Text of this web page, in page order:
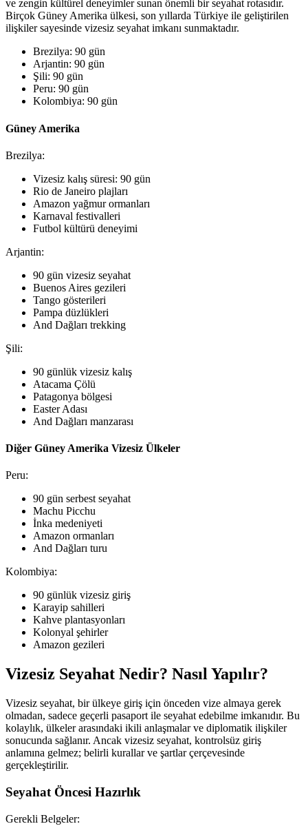
ve zengin kültürel deneyimler sunan önemli bir seyahat rotasıdır.
Birçok Güney Amerika ülkesi, son yıllarda Türkiye ile geliştirilen
ilişkiler sayesinde vizesiz seyahat imkanı sunmaktadır.
Brezilya: 90 gün
Arjantin: 90 gün
Şili: 90 gün
Peru: 90 gün
Kolombiya: 90 gün
Güney Amerika
Brezilya:
Vizesiz kalış süresi: 90 gün
Rio de Janeiro plajları
Amazon yağmur ormanları
Karnaval festivalleri
Futbol kültürü deneyimi
Arjantin:
90 gün vizesiz seyahat
Buenos Aires gezileri
Tango gösterileri
Pampa düzlükleri
And Dağları trekking
Şili:
90 günlük vizesiz kalış
Atacama Çölü
Patagonya bölgesi
Easter Adası
And Dağları manzarası
Diğer Güney Amerika Vizesiz Ülkeler
Peru:
90 gün serbest seyahat
Machu Picchu
İnka medeniyeti
Amazon ormanları
And Dağları turu
Kolombiya:
90 günlük vizesiz giriş
Karayip sahilleri
Kahve plantasyonları
Kolonyal şehirler
Amazon gezileri
Vizesiz Seyahat Nedir? Nasıl Yapılır?
Vizesiz seyahat, bir ülkeye giriş için önceden vize almaya gerek
olmadan, sadece geçerli pasaport ile seyahat edebilme imkanıdır. Bu
kolaylık, ülkeler arasındaki ikili anlaşmalar ve diplomatik ilişkiler
sonucunda sağlanır. Ancak vizesiz seyahat, kontrolsüz giriş
anlamına gelmez; belirli kurallar ve şartlar çerçevesinde
gerçekleştirilir.
Seyahat Öncesi Hazırlık
Gerekli Belgeler: